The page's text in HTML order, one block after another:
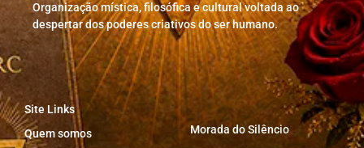
Organização mística, filosófica e cultural voltada ao
despertar dos poderes criativos do ser humano.
Site Links
Quem somos
Morada do Silêncio